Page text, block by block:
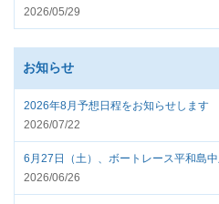
2026/05/29
お知らせ
2026年8月予想日程をお知らせします
2026/07/22
6月27日（土）、ボートレース平和島
2026/06/26